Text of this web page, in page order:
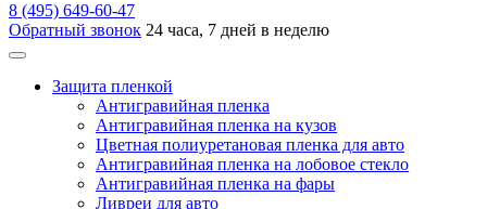
8 (495) 649-60-47
Обратный звонок 24 часа, 7 дней в неделю
Защита пленкой
Антигравийная пленка
Антигравийная пленка на кузов
Цветная полиуретановая пленка для авто
Антигравийная пленка на лобовое стекло
Антигравийная пленка на фары
Ливреи для авто